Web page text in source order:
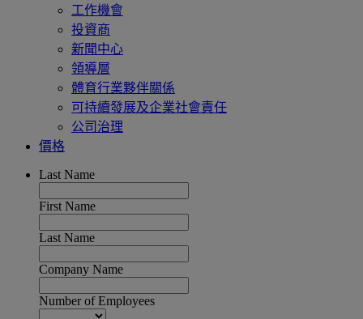
工作機會
投資商
新聞中心
領導層
體育行業夥伴關係
可持續發展及企業社會責任
公司治理
價格
Last Name
First Name
Last Name
Company Name
Number of Employees